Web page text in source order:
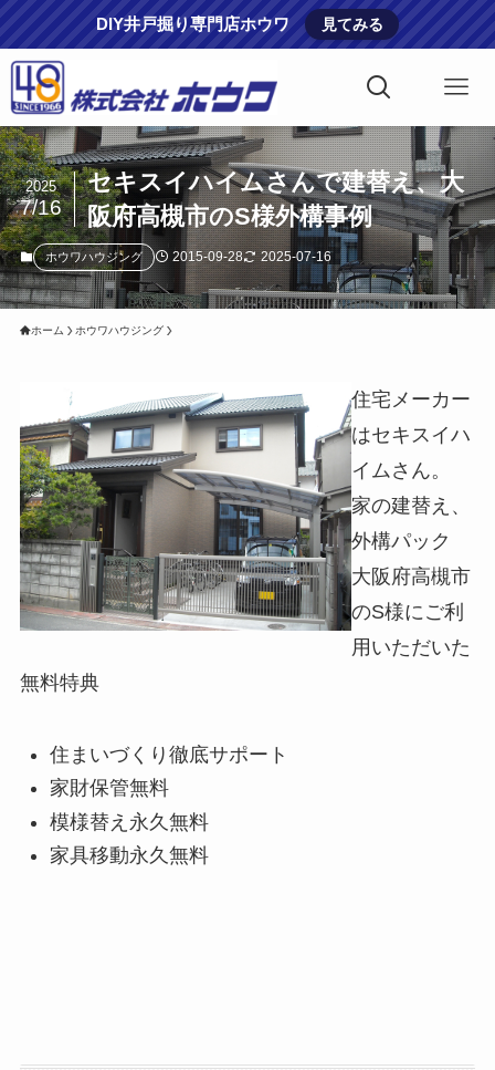
DIY井戸掘り専門店ホウワ 見てみる
セキスイハイムさんで建替え、大
阪府高槻市のS様外構事例
2025
7/16
ホウワハウジング 2015-09-28 2025-07-16
ホーム ホウワハウジング
住宅メーカー
はセキスイハ
イムさん。
家の建替え、
外構パック
大阪府高槻市
のS様にご利
用いただいた
無料特典
住まいづくり徹底サポート
家財保管無料
模様替え永久無料
家具移動永久無料